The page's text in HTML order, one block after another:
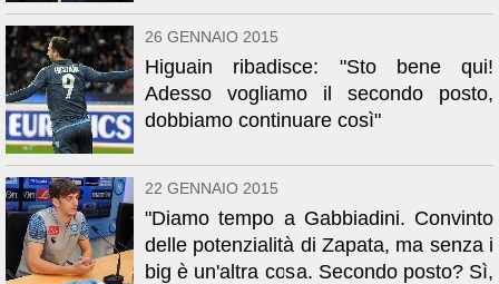
26 GENNAIO 2015
Higuain ribadisce: "Sto bene qui!
Adesso vogliamo il secondo posto,
dobbiamo continuare così"
22 GENNAIO 2015
"Diamo tempo a Gabbiadini. Convinto
delle potenzialità di Zapata, ma senza i
big è un'altra cosa. Secondo posto? Sì,